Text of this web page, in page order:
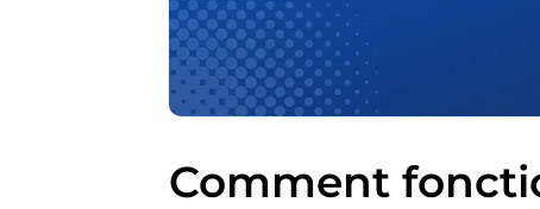
Comment